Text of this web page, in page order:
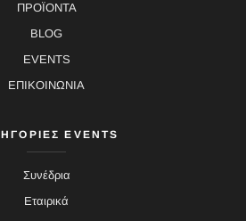
ΠΡΟΪΟΝΤΑ
BLOG
EVENTS
ΕΠΙΚΟΙΝΩΝΙΑ
EVENTS
Συνέδρια
Εταιρικά